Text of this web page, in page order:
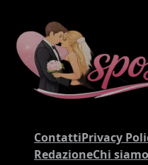
ContattiPrivacy
RedazioneChi siamo